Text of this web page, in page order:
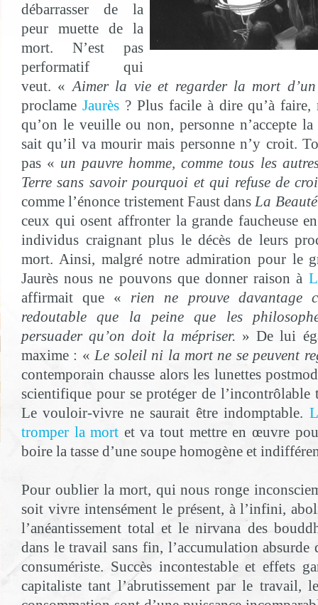
débarrasser de la
peur muette de la
mort. N’est pas
performatif qui
veut. «Aimer la vie et regarder la mort
proclame Jaurès? Plus facile à dire qu’à faire,
qu’on le veuille ou non, personne n’accepte
sait qu’il va mourir mais personne n’y croit.
pas « un pauvre homme, comme tous les
Terre sans savoir pourquoi et qui refuse de
comme l’énonce tristement Faust dansLa
ceux qui osent affronter la grande faucheuse
individus craignant plus le décès de leurs
mort. Ainsi, malgré notre admiration pour le
Jaurès nous ne pouvons que donner raison à
affirmait que « rien ne prouve davantage
redoutable que la peine que les
persuader qu’on doit la mépriser. » De lui
maxime : «Le soleil ni la mort ne se peuvent
contemporain chausse alors les lunettes
scientifique pour se protéger de l’incontrôlable
Le vouloir-vivre ne saurait être indomptable.
tromper la mort et va tout mettre en œuvre
boire la tasse d’une soupe homogène et
Pour oublier la mort, qui nous ronge
soit vivre intensément le présent, à l’infini,
l’anéantissement total et le nirvana des
dans le travail sans fin, l’accumulation absurde
consumériste. Succès incontestable et effets
capitaliste tant l’abrutissement par le travail,